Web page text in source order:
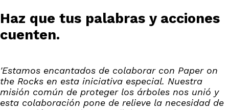
Haz que tus palabras y acciones
cuenten.
'Estamos encantados de colaborar con Paper on
the Rocks en esta iniciativa especial. Nuestra
misión común de proteger los árboles nos unió y
esta colaboración pone de relieve la necesidad de